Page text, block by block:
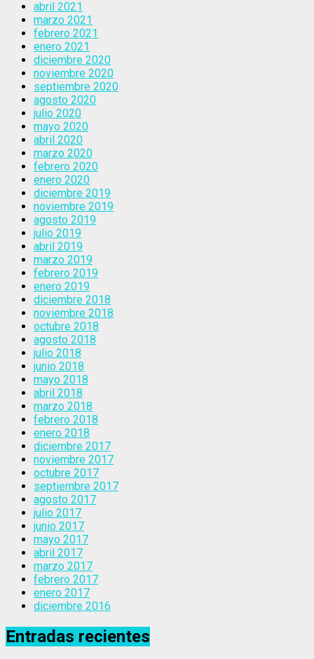
abril 2021
marzo 2021
febrero 2021
enero 2021
diciembre 2020
noviembre 2020
septiembre 2020
agosto 2020
julio 2020
mayo 2020
abril 2020
marzo 2020
febrero 2020
enero 2020
diciembre 2019
noviembre 2019
agosto 2019
julio 2019
abril 2019
marzo 2019
febrero 2019
enero 2019
diciembre 2018
noviembre 2018
octubre 2018
agosto 2018
julio 2018
junio 2018
mayo 2018
abril 2018
marzo 2018
febrero 2018
enero 2018
diciembre 2017
noviembre 2017
octubre 2017
septiembre 2017
agosto 2017
julio 2017
junio 2017
mayo 2017
abril 2017
marzo 2017
febrero 2017
enero 2017
diciembre 2016
Entradas recientes